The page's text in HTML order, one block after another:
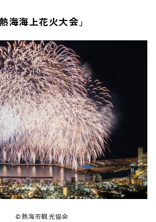
海海上花火大会」
©熱海市観光協会